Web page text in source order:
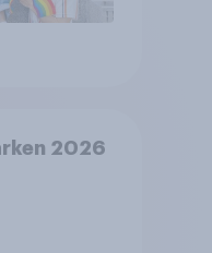
2026